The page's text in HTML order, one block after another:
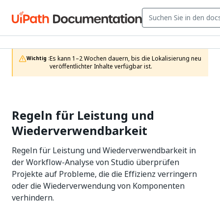
Wichtig :Es kann 1–2 Wochen dauern, bis die Lokalisierung neu
veröffentlichter Inhalte verfügbar ist.
Regeln für Leistung und
Wiederverwendbarkeit
Regeln für Leistung und Wiederverwendbarkeit in
der Workflow-Analyse von Studio überprüfen
Projekte auf Probleme, die die Effizienz verringern
oder die Wiederverwendung von Komponenten
verhindern.